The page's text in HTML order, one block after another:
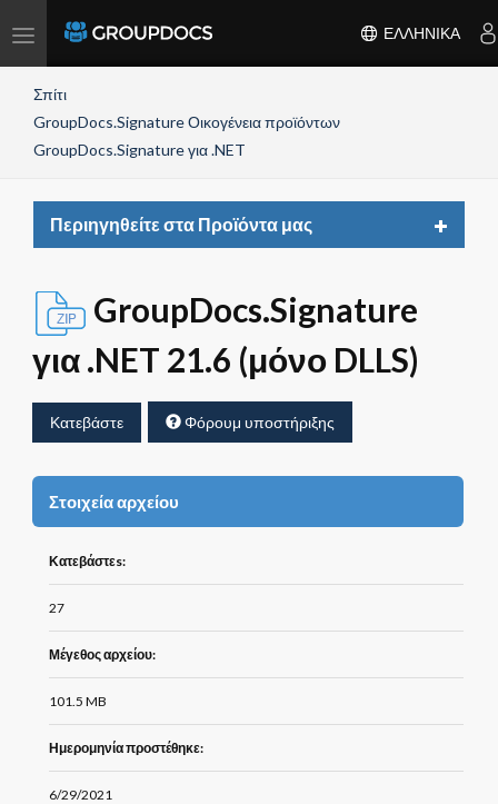
Toggle
ΕΛΛΗΝΙΚΆ
Σπίτι
GroupDocs.Signature Οικογένεια προϊόντων
GroupDocs.Signature για .NET
Περιηγηθείτε στα Προϊόντα μας
Toggle
GroupDocs.Signature
για .NET 21.6 (μόνο DLLS)
Κατεβάστε Φόρουμ υποστήριξης
Στοιχεία αρχείου
Κατεβάστεs:
27
Μέγεθος αρχείου:
101.5 MB
Ημερομηνία προστέθηκε:
6/29/2021